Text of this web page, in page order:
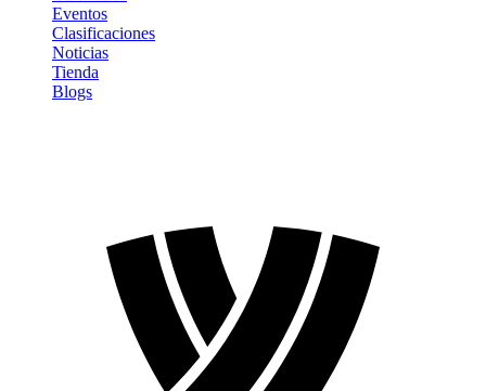
Eventos
Clasificaciones
Noticias
Tienda
Blogs